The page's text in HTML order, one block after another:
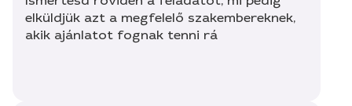
elküldjük azt a megfelelő szakembereknek,
akik ajánlatot fognak tenni rá